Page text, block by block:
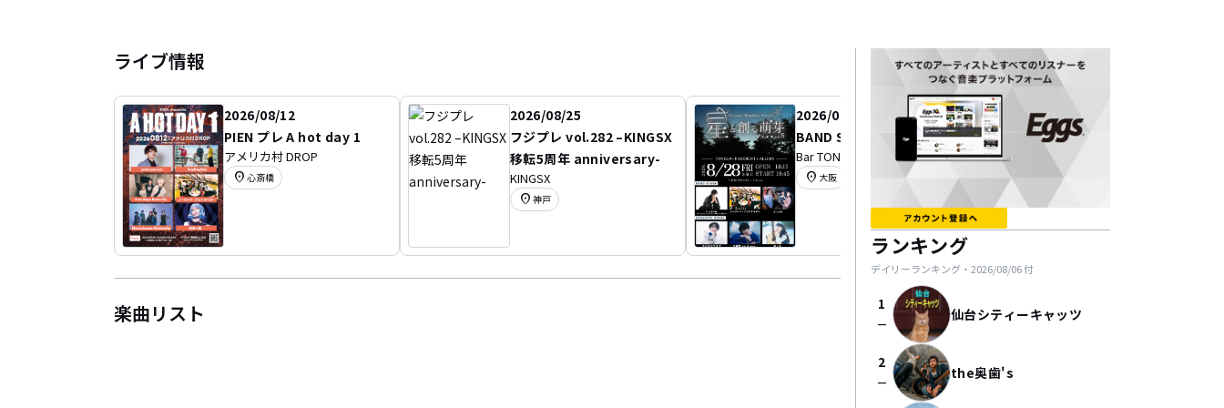
ライブ情報
2026/08/12
PIEN プレ A hot day 1
アメリカ村 DROP
location_on 心斎橋
2026/08/25
フジプレ vol.282 –KINGSX
移転5周年 anniversary-
KINGSX
location_on 神戸
2026/08/28
BAND STAGE
Bar TONE8.0 + BASEMENT GALL
ERY
location_on 大阪
2027/04/30
ノーサイド・アウトサ
楽曲リスト
ランキング
デイリーランキング・ 2026/08/06付
1
check_indeterminate_small 仙台シティーキャッツ
2
check_indeterminate_small the奥歯's